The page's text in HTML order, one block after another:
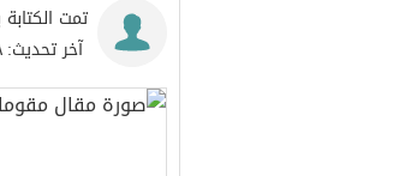
تمت
آخر تحديث: